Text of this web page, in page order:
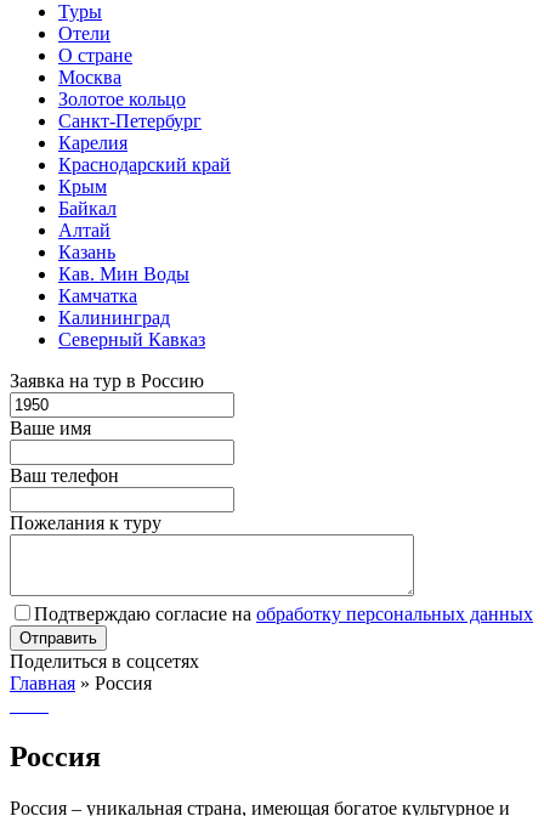
Туры
Отели
О стране
Москва
Золотое кольцо
Санкт-Петербург
Карелия
Краснодарский край
Крым
Байкал
Алтай
Казань
Кав. Мин Воды
Камчатка
Калининград
Северный Кавказ
Заявка на тур в Россию
Ваше имя
Ваш телефон
Пожелания к туру
Подтверждаю согласие на обработку персональных данных
Поделиться в соцсетях
Главная » Россия
Россия
Россия – уникальная страна, имеющая богатое культурное и